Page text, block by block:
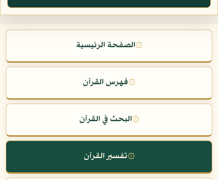
۞الصفحة الرئيسية
۞فهرس القرآن
۞البحث في القرآن
۞تفسير القرآن